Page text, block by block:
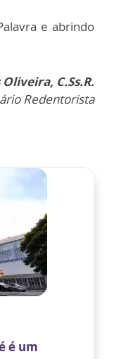
e abrindo
C.Ss.R.
Redentorista
é um